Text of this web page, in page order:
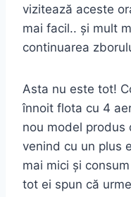
vizitează aceste
mai facil.. și mult
continuarea
Asta nu este tot!
înnoit flota cu 4
nou model produs
venind cu un plus
mai mici și
tot ei spun că